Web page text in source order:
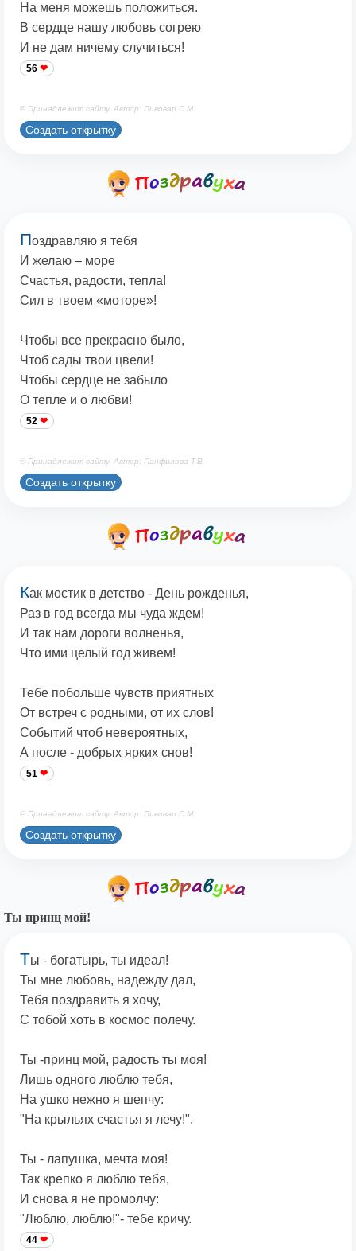
На меня можешь положиться.
В сердце нашу любовь согрею
И не дам ничему случиться!
56
© Принадлежит сайту. Автор: Пивовар С.М.
Создать открытку
Поздравляю я тебя
И желаю – море
Счастья, радости, тепла!
Сил в твоем «моторе»!
Чтобы все прекрасно было,
Чтоб сады твои цвели!
Чтобы сердце не забыло
О тепле и о любви!
52
© Принадлежит сайту. Автор: Панфилова Т.В.
Создать открытку
Как мостик в детство - День рожденья,
Раз в год всегда мы чуда ждем!
И так нам дороги волненья,
Что ими целый год живем!
Тебе побольше чувств приятных
От встреч с родными, от их слов!
Событий чтоб невероятных,
А после - добрых ярких снов!
51
© Принадлежит сайту. Автор: Пивовар С.М.
Создать открытку
Ты принц мой!
Ты - богатырь, ты идеал!
Ты мне любовь, надежду дал,
Тебя поздравить я хочу,
С тобой хоть в космос полечу.
Ты -принц мой, радость ты моя!
Лишь одного люблю тебя,
На ушко нежно я шепчу:
"На крыльях счастья я лечу!".
Ты - лапушка, мечта моя!
Так крепко я люблю тебя,
И снова я не промолчу:
"Люблю, люблю!"- тебе кричу.
44